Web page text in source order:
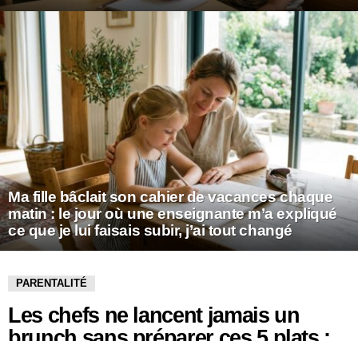
Ma fille bâclait son cahier de vacances chaque
matin : le jour où une enseignante m’a expliqué
ce que je lui faisais subir, j’ai tout changé
PARENTALITÉ
Les chefs ne lancent jamais un